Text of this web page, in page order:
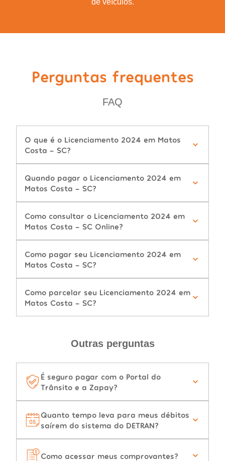
de veículos.
Perguntas frequentes
FAQ
O que é o Licenciamento 2024 em Matos
Costa - SC?
Quando pagar o Licenciamento 2024 em
Matos Costa - SC?
Como consultar o Licenciamento 2024 em
Matos Costa - SC Online?
Como pagar seu Licenciamento 2024 em
Matos Costa - SC?
Como parcelar seu Licenciamento 2024 em
Matos Costa - SC?
Outras perguntas
É seguro pagar com o Portal do
Trânsito e a Zapay?
Quanto tempo leva para meus débitos
saírem do sistema do DETRAN?
Como acessar meus comprovantes?